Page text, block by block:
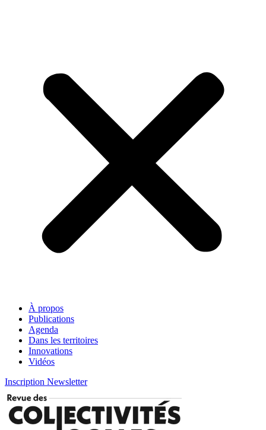
À propos
Publications
Agenda
Dans les territoires
Innovations
Vidéos
Inscription Newsletter